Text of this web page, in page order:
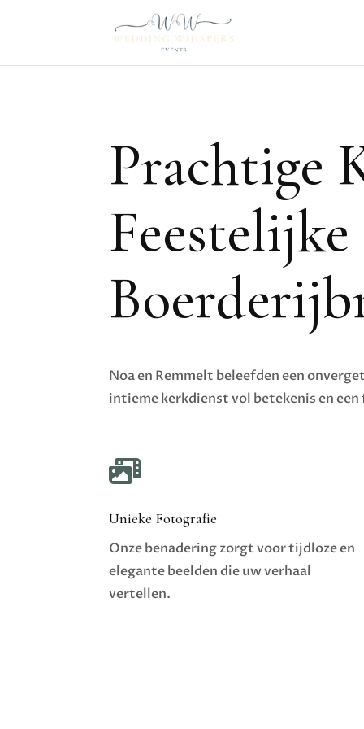
Prachtige
Feestelijke
Noa en Remmelt beleefden een
intieme kerkdienst vol betekenis en

Unieke Fotografie
Onze benadering zorgt voor tijdloze en
elegante beelden die uw verhaal
vertellen.